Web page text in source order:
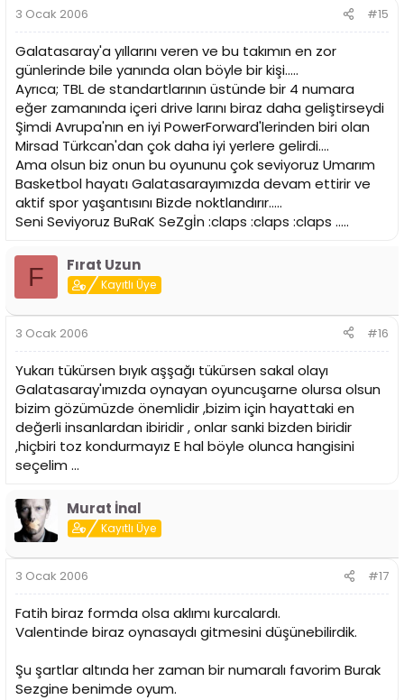
3 Ocak 2006 #15
Galatasaray'a yıllarını veren ve bu takımın en zor
günlerinde bile yanında olan böyle bir kişi.....
Ayrıca; TBL de standartlarının üstünde bir 4 numara
eğer zamanında içeri drive larını biraz daha geliştirseydi
Şimdi Avrupa'nın en iyi PowerForward'lerinden biri olan
Mirsad Türkcan'dan çok daha iyi yerlere gelirdi....
Ama olsun biz onun bu oyununu çok seviyoruz Umarım
Basketbol hayatı Galatasarayımızda devam ettirir ve
aktif spor yaşantısını Bizde noktlandırır.....
Seni Seviyoruz BuRaK SeZgİn :claps :claps :claps .....
F Fırat Uzun
Kayıtlı Üye
3 Ocak 2006 #16
Yukarı tükürsen bıyık aşşağı tükürsen sakal olayı
Galatasaray'ımızda oynayan oyuncuşarne olursa olsun
bizim gözümüzde önemlidir ,bizim için hayattaki en
değerli insanlardan ibiridir , onlar sanki bizden biridir
,hiçbiri toz kondurmayız E hal böyle olunca hangisini
seçelim ...
Murat İnal
Kayıtlı Üye
3 Ocak 2006 #17
Fatih biraz formda olsa aklımı kurcalardı.
Valentinde biraz oynasaydı gitmesini düşünebilirdik.
Şu şartlar altında her zaman bir numaralı favorim Burak
Sezgine benimde oyum.